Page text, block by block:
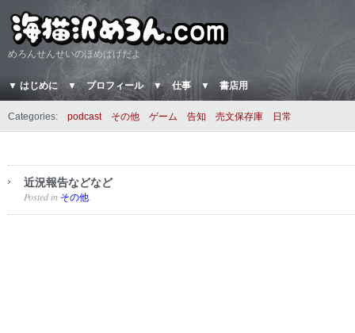
めろんせんせいのほめぱげだよ
▼ はじめに ▼ プロフィール ▼ 仕事 ▼ 書店用
Categories: podcast その他 ゲーム 告知 売文保存庫 日常
近況報告などなど
Posted in その他